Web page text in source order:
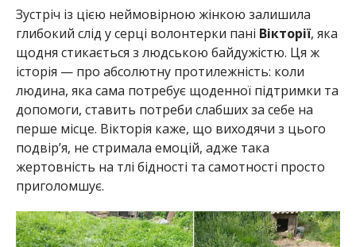
Зустріч із цією неймовірною жінкою залишила
глибокий слід у серці волонтерки пані Вікторії, яка
щодня стикається з людською байдужістю. Ця ж
історія — про абсолютну протилежність: коли
людина, яка сама потребує щоденної підтримки та
допомоги, ставить потреби слабших за себе на
перше місце. Вікторія каже, що виходячи з цього
подвір’я, не стримала емоцій, адже така
жертовність на тлі бідності та самотності просто
приголомшує.